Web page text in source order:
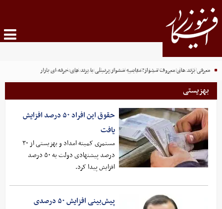
خرید اکانت ظرفیتی PS5 و PS4؛ راهی اقتصادی برای تجربه بازی‌های محبوب
معرفی برند های معروف سشوار؛ مقایسه سشوار پرنسلی با برند های حرفه ای بازار
بهزیستی
حقوق این افراد ۵۰ درصد افزایش
یافت
مستمری کمیته امداد و بهزیستی از ۳۰
درصد پیشنهادی دولت به ۵۰ درصد
افزایش پیدا کرد.
پیش‌بینی افزایش ۵۰ درصدی